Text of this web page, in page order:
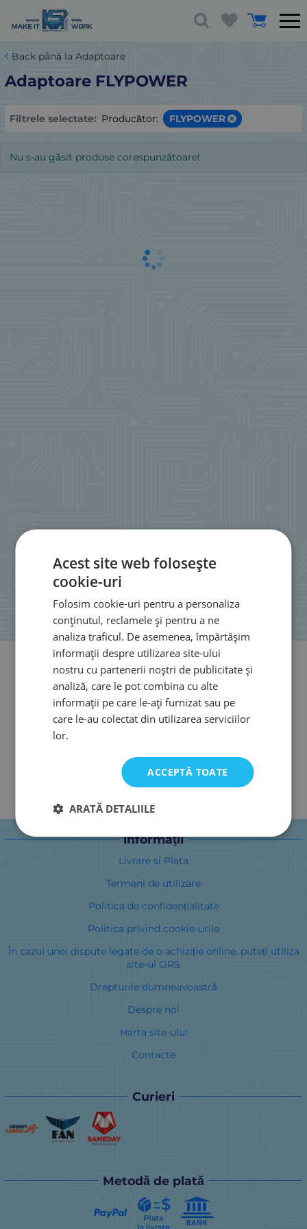
Back până la Adaptoare
Adaptoare FLYPOWER
Filtrele selectate: Producător: FLYPOWER
Nu s-au găsit produse corespunzătoare!
informații
Livrare si Plata
Termeni de utilizare
Politica de confidențialitate
Politica privind cookie-urile
În cazul unei dispute legate de o achiziție online, puteți utiliza
site-ul ORS
Drepturile dumneavoastră
Despre noi
Harta site-ului
Contacte
Curieri
Metodă de plată
Acest site web folosește
cookie-uri
Folosim cookie-uri pentru a personaliza
conținutul, reclamele și pentru a ne
analiza traficul. De asemenea, împărtășim
informații despre utilizarea site-ului
nostru cu partenerii noștri de publicitate și
analiză, care le pot combina cu alte
informații pe care le-ați furnizat sau pe
care le-au colectat din utilizarea serviciilor
lor.
ACCEPTĂ TOATE
ARATĂ DETALIILE